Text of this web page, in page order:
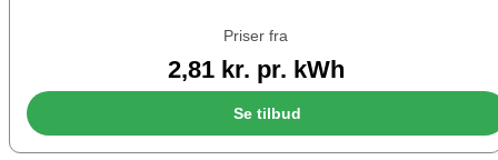
Priser fra
2,81 kr. pr. kWh
Se tilbud